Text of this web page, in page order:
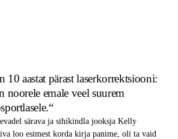
aastat pärast laserkorrektsiooni:
noorele emale veel suurem
särava ja sihikindla jooksja Kelly
loo esimest korda kirja panime, oli ta vaid